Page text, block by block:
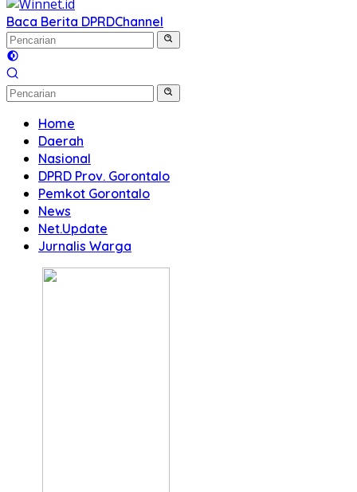
Baca Berita DPRDChannel
Home
Daerah
Nasional
DPRD Prov. Gorontalo
Pemkot Gorontalo
News
Net.Update
Jurnalis Warga